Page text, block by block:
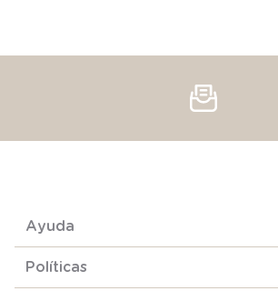
Ayuda
Políticas